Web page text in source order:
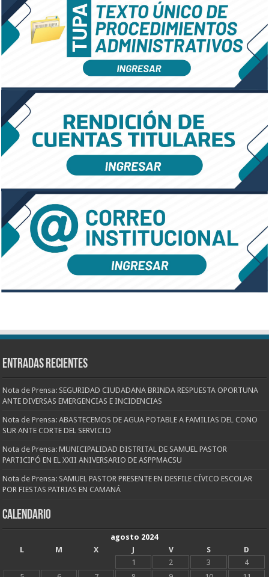
Entradas recientes
Nota de Prensa: SEGURIDAD CIUDADANA BRINDA RESPUESTA OPORTUNA
ANTE DIVERSAS EMERGENCIAS E INCIDENCIAS
Nota de Prensa: ABASTECEMOS DE AGUA POTABLE A FAMILIAS DEL CONO
SUR ANTE CORTE DEL SERVICIO
Nota de Prensa: MUNICIPALIDAD DISTRITAL DE SAMUEL PASTOR
PARTICIPÓ EN EL XXII ANIVERSARIO DE ASPPMACSU
Nota de Prensa: SAMUEL PASTOR PRESENTE EN DESFILE CÍVICO ESCOLAR
POR FIESTAS PATRIAS EN CAMANÁ
CALENDARIO
agosto 2024
L
M X J V S
D
1
2 3
4